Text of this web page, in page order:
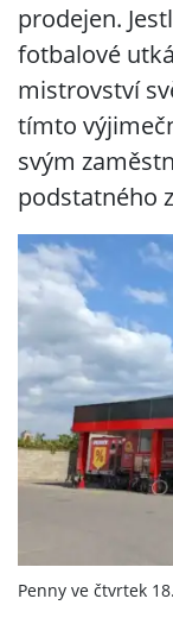
prodejen.
fotbalové
mistrovství
tímto
svým
podstatného
Penny ve čtvrtek